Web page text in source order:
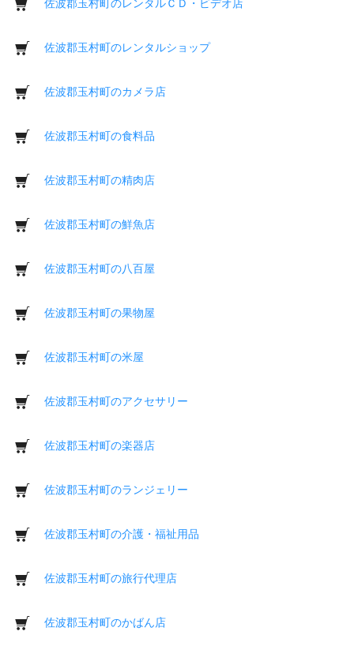
佐波郡玉村町のレンタルＣＤ・ビデオ店
佐波郡玉村町のレンタルショップ
佐波郡玉村町のカメラ店
佐波郡玉村町の食料品
佐波郡玉村町の精肉店
佐波郡玉村町の鮮魚店
佐波郡玉村町の八百屋
佐波郡玉村町の果物屋
佐波郡玉村町の米屋
佐波郡玉村町のアクセサリー
佐波郡玉村町の楽器店
佐波郡玉村町のランジェリー
佐波郡玉村町の介護・福祉用品
佐波郡玉村町の旅行代理店
佐波郡玉村町のかばん店